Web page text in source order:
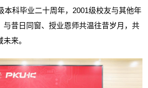
本科毕业二十周年， 2001级校友与其他年
与昔日同窗、授业恩师共温往昔岁月，共
来。